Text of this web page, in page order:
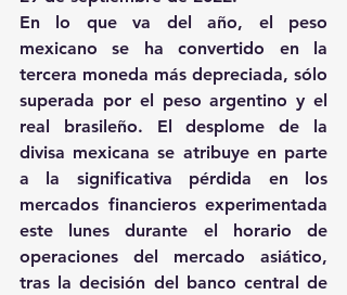
En lo que va del año, el peso
mexicano se ha convertido en la
tercera moneda más depreciada, sólo
superada por el peso argentino y el
real brasileño. El desplome de la
divisa mexicana se atribuye en parte
a la significativa pérdida en los
mercados financieros experimentada
este lunes durante el horario de
operaciones del mercado asiático,
tras la decisión del banco central de